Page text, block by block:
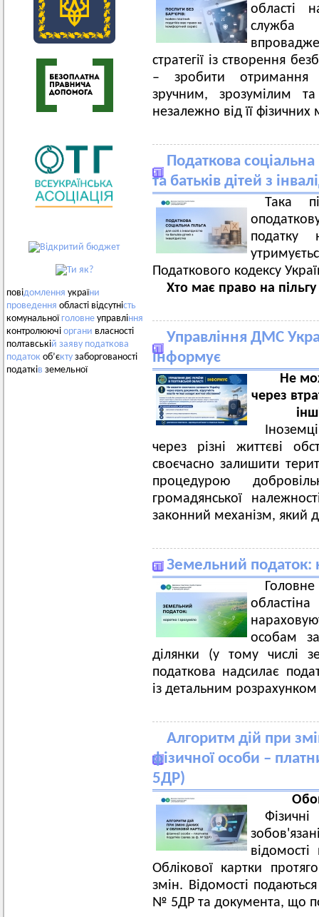
повідомлення україни
проведення області відсутність
комунальноїголовне управління
контролюючі органи власності
полтавській заяву податкова
податок об’єкту заборгованості
податків земельної
області
служба
стратегії із створення
– зробити отримання
зручним, зрозумілим
незалежно від її
Податкова соціальна
та батьків дітей з
Така
Податкового кодексу
Хто має право на пільгу
Управління ДМС
інформує
Не
через
через різні життєві
своєчасно залишити
процедурою
громадянської
законний механізм, який
Земельний податок:
особам
ділянки (у тому числі
податкова надсилає
із детальним
Алгоритм дій при
фізичної особи –
5ДР)
Облікової картки
змін. Відомості
№ 5ДР та документа, що